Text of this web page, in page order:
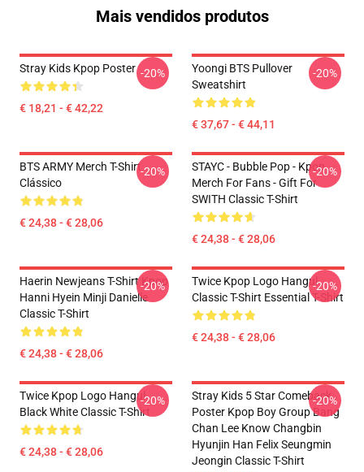
Mais vendidos produtos
Stray Kids Kpop Poster
€ 18,21 - € 42,22
-20%
Yoongi BTS Pullover
Sweatshirt
€ 37,67 - € 44,11
-20%
BTS ARMY Merch T-Shirt
Clássico
€ 24,38 - € 28,06
-20%
STAYC - Bubble Pop - Kpop
Merch For Fans - Gift For
SWITH Classic T-Shirt
€ 24,38 - € 28,06
-20%
Haerin Newjeans T-Shirt Kpop
Hanni Hyein Minji Danielle
Classic T-Shirt
€ 24,38 - € 28,06
-20%
Twice Kpop Logo Hangul
Classic T-Shirt Essential T-Shirt
€ 24,38 - € 28,06
-20%
Twice Kpop Logo Hangul
Black White Classic T-Shirt
€ 24,38 - € 28,06
-20%
Stray Kids 5 Star Comeback
Poster Kpop Boy Group Bang
Chan Lee Know Changbin
Hyunjin Han Felix Seungmin
Jeongin Classic T-Shirt
-20%